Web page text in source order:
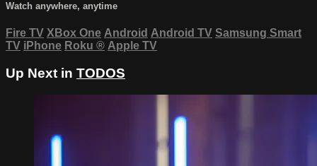
Watch anywhere, anytime
Fire TV XBox One Android Android TV Samsung Smart
TV iPhone Roku ® Apple TV
Up Next in TODOS